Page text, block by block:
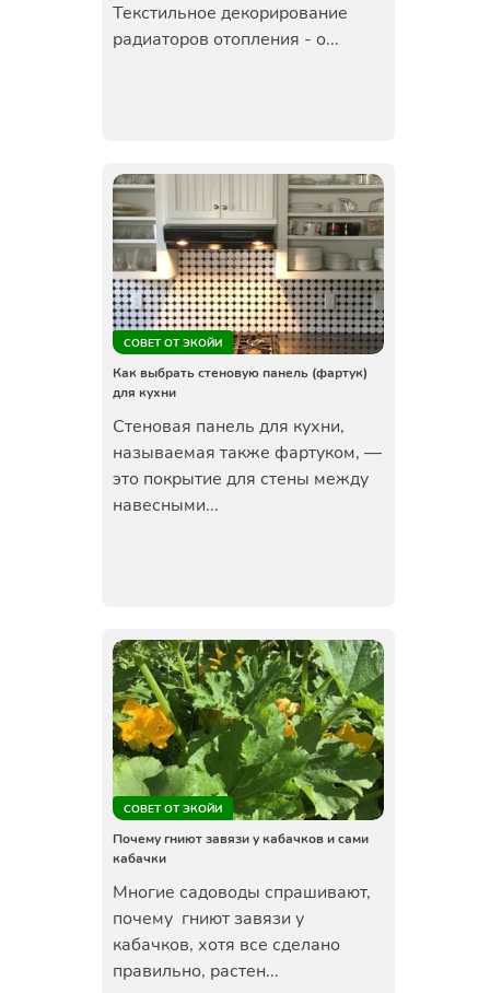
Текстильное декорирование
радиаторов отопления - о...
СОВЕТ ОТ ЭКОЙИ
Как выбрать стеновую панель (фартук)
для кухни
Стеновая панель для кухни,
называемая также фартуком, —
это покрытие для стены между
навесными...
СОВЕТ ОТ ЭКОЙИ
Почему гниют завязи у кабачков и сами
кабачки
Многие садоводы спрашивают,
почему гниют завязи у
кабачков, хотя все сделано
правильно, растен...